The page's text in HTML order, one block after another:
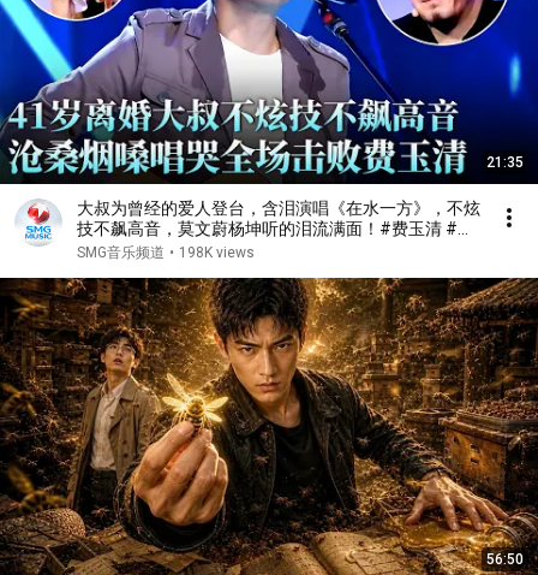
21:35
大叔为曾经的爱人登台，含泪演唱《在水一方》，不炫
技不飙高音，莫文蔚杨坤听的泪流满面！#费玉清 #任
柏儒 #天籁之战1 精华版 clip
SMG音乐频道 • 198K views
56:50